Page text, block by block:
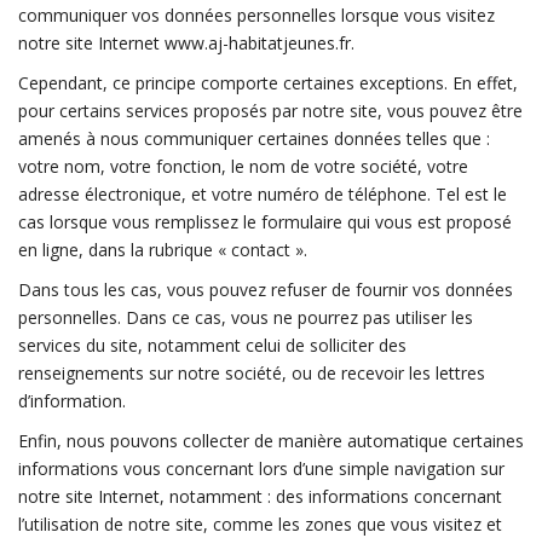
communiquer vos données personnelles lorsque vous visitez
notre site Internet www.aj-habitatjeunes.fr.
Cependant, ce principe comporte certaines exceptions. En effet,
pour certains services proposés par notre site, vous pouvez être
amenés à nous communiquer certaines données telles que :
votre nom, votre fonction, le nom de votre société, votre
adresse électronique, et votre numéro de téléphone. Tel est le
cas lorsque vous remplissez le formulaire qui vous est proposé
en ligne, dans la rubrique « contact ».
Dans tous les cas, vous pouvez refuser de fournir vos données
personnelles. Dans ce cas, vous ne pourrez pas utiliser les
services du site, notamment celui de solliciter des
renseignements sur notre société, ou de recevoir les lettres
d’information.
Enfin, nous pouvons collecter de manière automatique certaines
informations vous concernant lors d’une simple navigation sur
notre site Internet, notamment : des informations concernant
l’utilisation de notre site, comme les zones que vous visitez et